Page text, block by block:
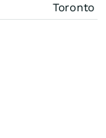
Toronto